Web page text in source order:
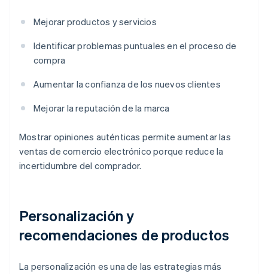
Mejorar productos y servicios
Identificar problemas puntuales en el proceso de
compra
Aumentar la confianza de los nuevos clientes
Mejorar la reputación de la marca
Mostrar opiniones auténticas permite aumentar las
ventas de comercio electrónico porque reduce la
incertidumbre del comprador.
Personalización y
recomendaciones de productos
La personalización es una de las estrategias más